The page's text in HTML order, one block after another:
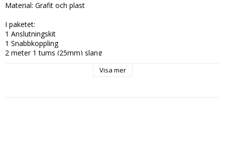
Material: Grafit och plast
I paketet:
1 Anslutningskit
1 Snabbkoppling
2 meter 1 tums (25mm) slang
Visa mer